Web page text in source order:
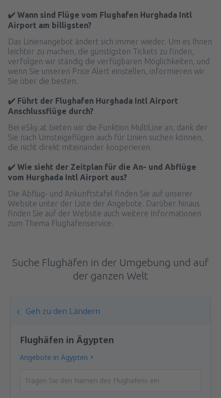
✔️ Wann sind Flüge vom Flughafen Hurghada Intl
Airport am billigsten?
Das Linienangebot ändert sich immer wieder. Um es Ihnen
leichter zu machen, die günstigsten Tickets zu finden,
verfolgen wir ständig die verfügbaren Möglichkeiten, und
wenn Sie unseren Price Alert einstellen, informieren wir
Sie über die besten.
✔️ Führt der Flughafen Hurghada Intl Airport
Anschlussflüge durch?
Bei eSky.at bieten wir die Funktion MultiLine an, dank der
Sie nach Umsteigeflügen auch für Linien suchen können,
die nicht direkt miteinander kooperieren.
✔️ Wie sieht der Zeitplan für die An- und Abflüge
vom Hurghada Intl Airport aus?
Die Abflug- und Ankunftstafel finden Sie auf unserer
Website unter der Liste der Angebote. Darüber hinaus
finden Sie auf der Website auch weitere Informationen
zum Thema Flughafenservice.
Suche Flughäfen in der Umgebung und auf
der ganzen Welt
Geh zu den Ländern
Flughäfen in Ägypten
Angebote in Ägypten